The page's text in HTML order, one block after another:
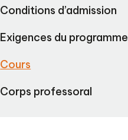
Conditions d’admission
Exigences du programme
Cours
Corps professoral